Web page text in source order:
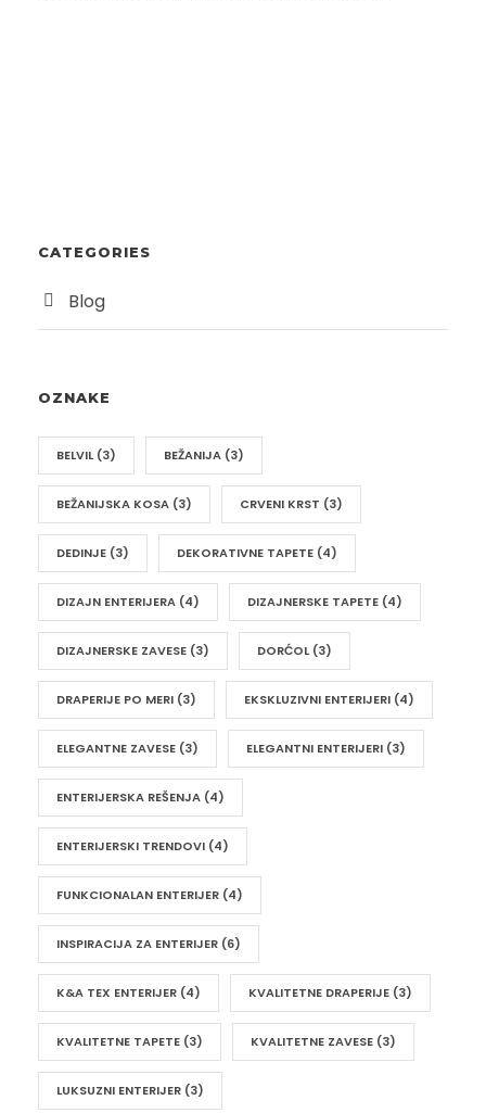
CATEGORIES
Blog
OZNAKE
BELVIL (3) BEŽANIJA (3)
BEŽANIJSKA KOSA (3) CRVENI KRST (3)
DEDINJE (3) DEKORATIVNE TAPETE (4)
DIZAJN ENTERIJERA (4) DIZAJNERSKE TAPETE (4)
DIZAJNERSKE ZAVESE (3) DORĆOL (3)
DRAPERIJE PO MERI (3) EKSKLUZIVNI ENTERIJERI (4)
ELEGANTNE ZAVESE (3) ELEGANTNI ENTERIJERI (3)
ENTERIJERSKA REŠENJA (4)
ENTERIJERSKI TRENDOVI (4)
FUNKCIONALAN ENTERIJER (4)
INSPIRACIJA ZA ENTERIJER (6)
K&A TEX ENTERIJER (4) KVALITETNE DRAPERIJE (3)
KVALITETNE TAPETE (3) KVALITETNE ZAVESE (3)
LUKSUZNI ENTERIJER (3)